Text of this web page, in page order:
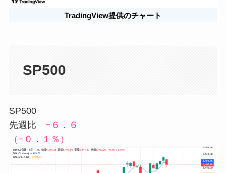
TradingView提供のチャート
SP500
SP500
先週比 −６．６
（−０．１％）